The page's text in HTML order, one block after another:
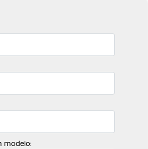
modelo: